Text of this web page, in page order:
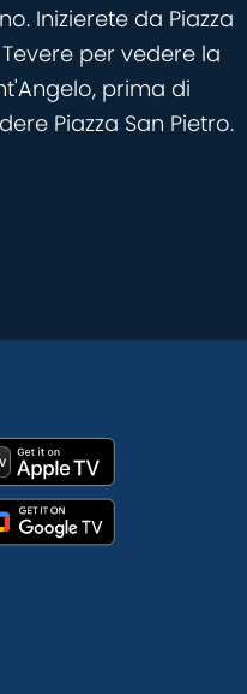
Inizierete da Piazza
per vedere la
prima di
Piazza San Pietro.